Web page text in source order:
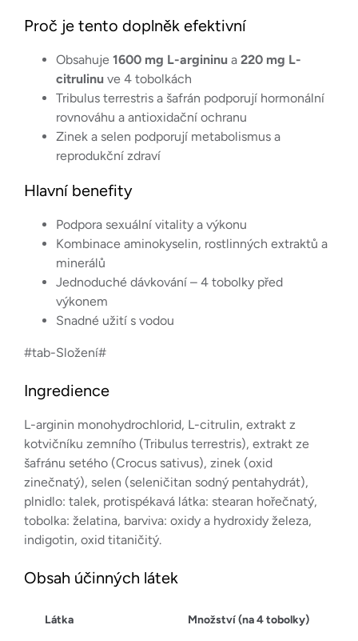
Proč je tento doplněk efektivní
Obsahuje 1600 mg L-argininu a 220 mg L-
citrulinu ve 4 tobolkách
Tribulus terrestris a šafrán podporují hormonální
rovnováhu a antioxidační ochranu
Zinek a selen podporují metabolismus a
reprodukční zdraví
Hlavní benefity
Podpora sexuální vitality a výkonu
Kombinace aminokyselin, rostlinných extraktů a
minerálů
Jednoduché dávkování – 4 tobolky před
výkonem
Snadné užití s vodou
#tab-Složení#
Ingredience
L-arginin monohydrochlorid, L-citrulin, extrakt z
kotvičníku zemního (Tribulus terrestris), extrakt ze
šafránu setého (Crocus sativus), zinek (oxid
zinečnatý), selen (seleničitan sodný pentahydrát),
plnidlo: talek, protispékavá látka: stearan hořečnatý,
tobolka: želatina, barviva: oxidy a hydroxidy železa,
indigotin, oxid titaničitý.
Obsah účinných látek
Látka Množství (na 4 tobolky)